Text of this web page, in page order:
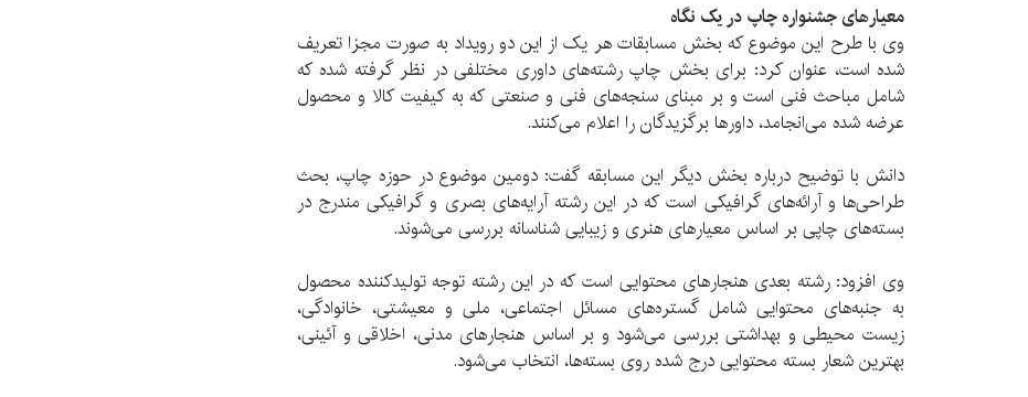
معیارهای جشنواره چاپ در یک نگاه
وی با طرح این موضوع که بخش مسابقات هر یک از این دو رویداد به صورت مجزا تعریف
شده است، عنوان کرد: برای بخش چاپ رشته‌های داوری مختلفی در نظر گرفته شده که
شامل مباحث فنی است و بر مبنای سنجه‌های فنی و صنعتی که به کیفیت کالا و محصول
عرضه شده می‌انجامد، داورها برگزیدگان را اعلام می‌کنند.
دانش با توضیح درباره بخش دیگر این مسابقه گفت: دومین موضوع در حوزه چاپ، بحث
طراحی‌ها و آرائه‌های گرافیکی است که در این رشته آرایه‌های بصری و گرافیکی مندرج در
بسته‌های چاپی بر اساس معیارهای هنری و زیبایی شناسانه بررسی می‌شوند.
وی افزود: رشته بعدی هنجارهای محتوایی است که در این رشته توجه تولیدکننده محصول
به جنبه‌های محتوایی شامل گستره‌های مسائل اجتماعی، ملی و معیشتی، خانوادگی،
زیست محیطی و بهداشتی بررسی می‌شود و بر اساس هنجارهای مدنی، اخلاقی و آئینی،
بهترین شعار بسته محتوایی درج شده روی بسته‌ها، انتخاب می‌شود.